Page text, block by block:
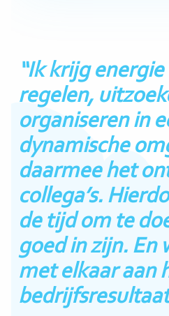
“Ik krijg
regelen,
organiseren in
dynamische
daarmee het
collega’s.
de tijd om te
goed in zijn. En
met elkaar aan